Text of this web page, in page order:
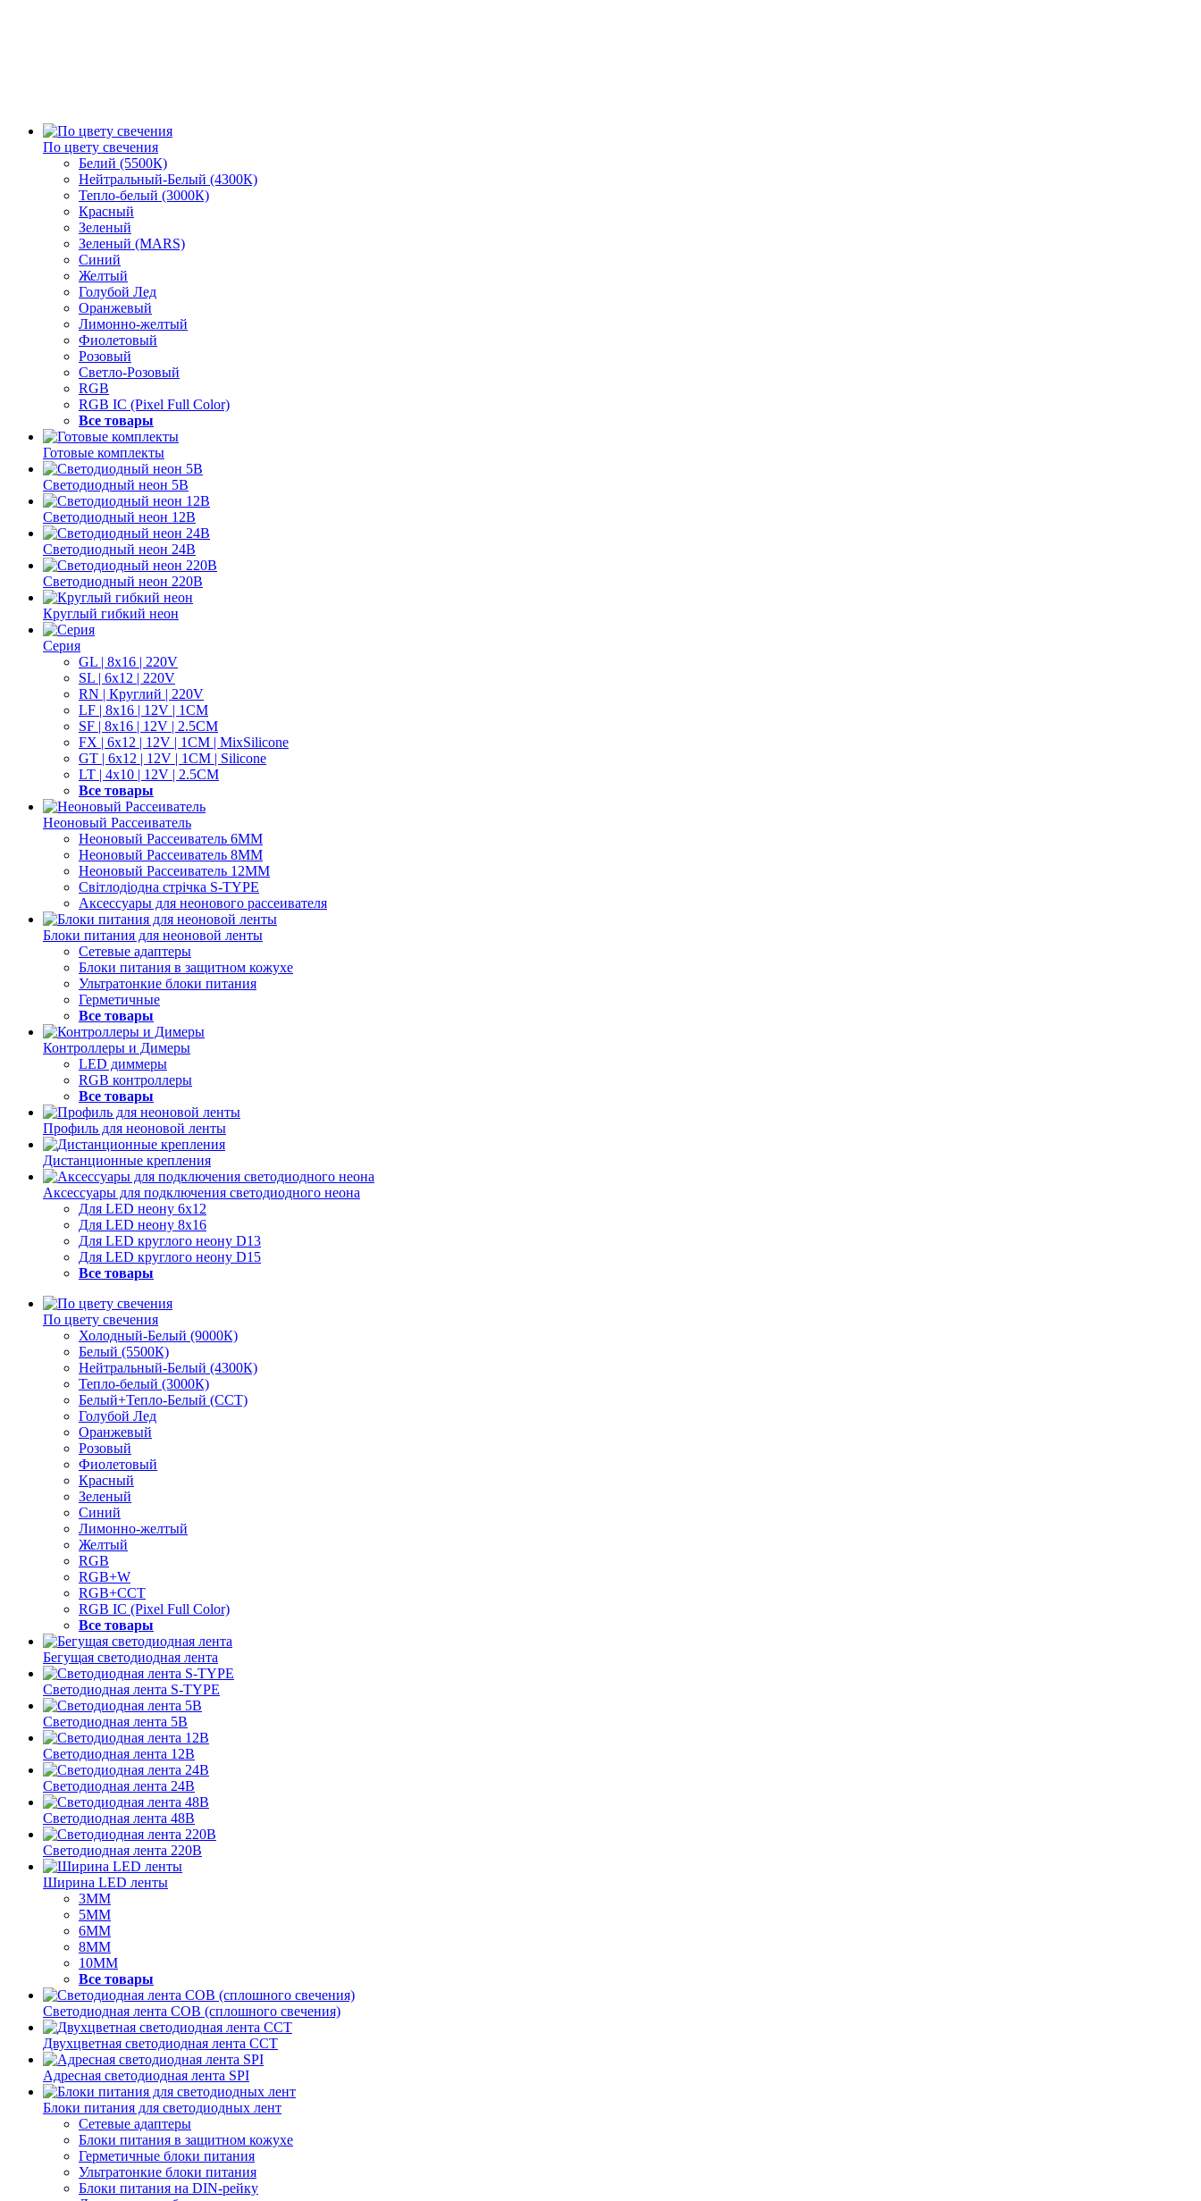
По цвету свечения
Белий (5500К)
Нейтральный-Белый (4300К)
Тепло-белый (3000К)
Красный
Зеленый
Зеленый (MARS)
Синий
Желтый
Голубой Лед
Оранжевый
Лимонно-желтый
Фиолетовый
Розовый
Светло-Розовый
RGB
RGB IC (Pixel Full Color)
Все товары
Готовые комплекты
Светодиодный неон 5В
Светодиодный неон 12В
Светодиодный неон 24В
Светодиодный неон 220В
Круглый гибкий неон
Серия
GL | 8x16 | 220V
SL | 6x12 | 220V
RN | Круглий | 220V
LF | 8x16 | 12V | 1CM
SF | 8x16 | 12V | 2.5CM
FX | 6x12 | 12V | 1CM | MixSilicone
GT | 6x12 | 12V | 1CM | Silicone
LT | 4x10 | 12V | 2.5CM
Все товары
Неоновый Рассеиватель
Неоновый Рассеиватель 6ММ
Неоновый Рассеиватель 8ММ
Неоновый Рассеиватель 12ММ
Світлодіодна стрічка S-TYPE
Аксессуары для неонового рассеивателя
Блоки питания для неоновой ленты
Сетевые адаптеры
Блоки питания в защитном кожухе
Ультратонкие блоки питания
Герметичные
Все товары
Контроллеры и Димеры
LED диммеры
RGB контроллеры
Все товары
Профиль для неоновой ленты
Дистанционные крепления
Аксессуары для подключения светодиодного неона
Для LED неону 6х12
Для LED неону 8х16
Для LED круглого неону D13
Для LED круглого неону D15
Все товары
По цвету свечения
Холодный-Белый (9000К)
Белый (5500К)
Нейтральный-Белый (4300К)
Тепло-белый (3000К)
Белый+Тепло-Белый (ССТ)
Голубой Лед
Оранжевый
Розовый
Фиолетовый
Красный
Зеленый
Синий
Лимонно-желтый
Желтый
RGB
RGB+W
RGB+CCT
RGB IC (Pixel Full Color)
Все товары
Бегущая светодиодная лента
Светодиодная лента S-TYPE
Светодиодная лента 5В
Светодиодная лента 12В
Светодиодная лента 24В
Светодиодная лента 48В
Светодиодная лента 220В
Ширина LED ленты
3ММ
5MM
6MM
8MM
10MM
Все товары
Светодиодная лента COB (сплошного свечения)
Двухцветная светодиодная лента CCT
Адресная светодиодная лента SPI
Блоки питания для светодиодных лент
Сетевые адаптеры
Блоки питания в защитном кожухе
Герметичные блоки питания
Ультратонкие блоки питания
Блоки питания на DIN-рейку